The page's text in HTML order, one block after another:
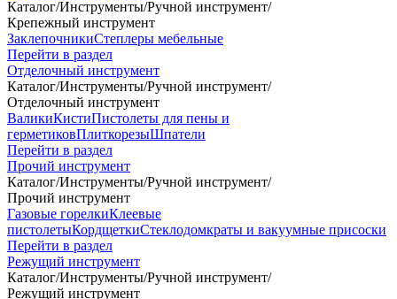
Каталог/Инструменты/Ручной инструмент/
Крепежный инструмент
ЗаклепочникиСтеплеры мебельные
Перейти в раздел
Отделочный инструмент
Каталог/Инструменты/Ручной инструмент/
Отделочный инструмент
ВаликиКистиПистолеты для пены и
герметиковПлиткорезыШпатели
Перейти в раздел
Прочий инструмент
Каталог/Инструменты/Ручной инструмент/
Прочий инструмент
Газовые горелкиКлеевые
пистолетыКордщеткиСтеклодомкраты и вакуумные присоски
Перейти в раздел
Режущий инструмент
Каталог/Инструменты/Ручной инструмент/
Режущий инструмент